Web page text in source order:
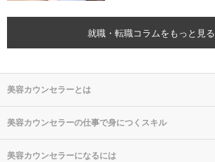
就職・転職コラムをもっと見る
美容カウンセラーとは
美容カウンセラーの仕事で身につくスキル
美容カウンセラーになるには